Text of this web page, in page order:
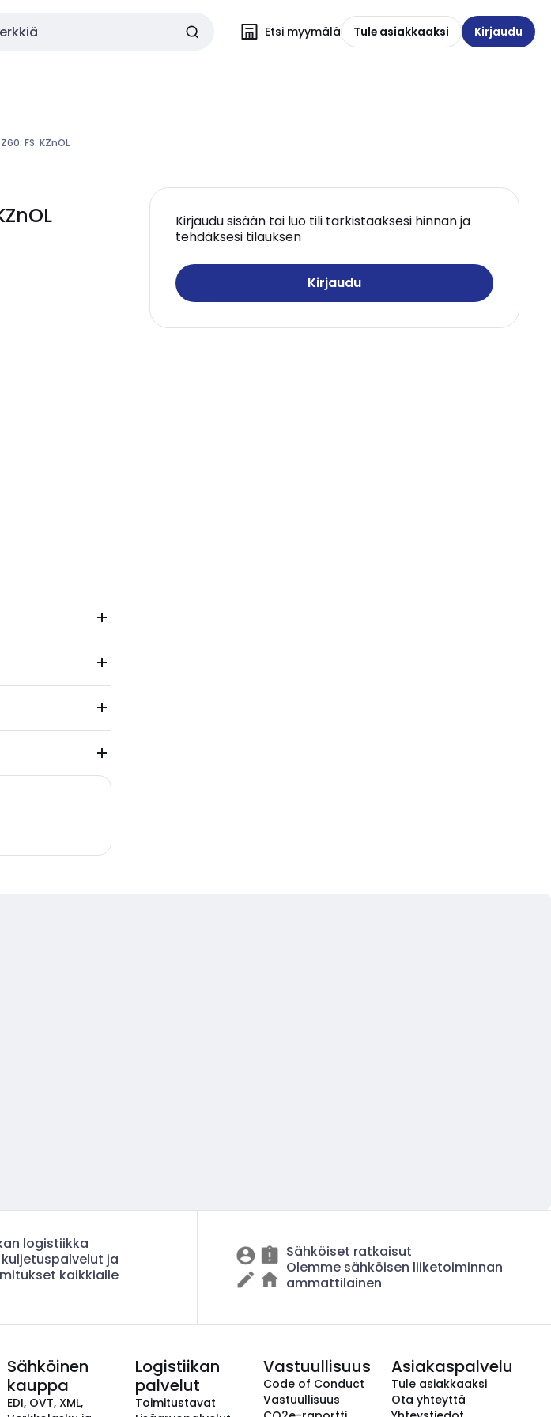
Etsi myymälä Tule asiakkaaksi Kirjaudu
FS. KZnOL
Kirjaudu sisään tai luo tili tarkistaaksesi hinnan ja
tehdäksesi tilauksen
Kirjaudu
logistiikka
ja
kaikkialle
Sähköiset ratkaisut
Olemme sähköisen liiketoiminnan
ammattilainen
Sähköinen
kauppa
EDI, OVT, XML,
Logistiikan
palvelut
Toimitustavat
Vastuullisuus
Code of Conduct
Vastuullisuus
Asiakaspalvelu
Tule asiakkaaksi
Ota yhteyttä